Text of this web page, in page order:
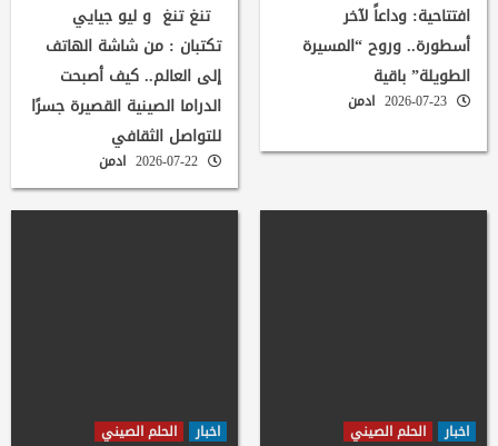
افتتاحية: وداعاً لآخر
أسطورة.. وروح “المسيرة
الطويلة” باقية
ادمن
تنغ تنغ و ليو جيايي
تكتبان : من شاشة الهاتف
إلى العالم.. كيف أصبحت
الدراما الصينية القصيرة جسرًا
للتواصل الثقافي
ادمن
اخبار الحلم الصيني اخبار الحلم الصيني